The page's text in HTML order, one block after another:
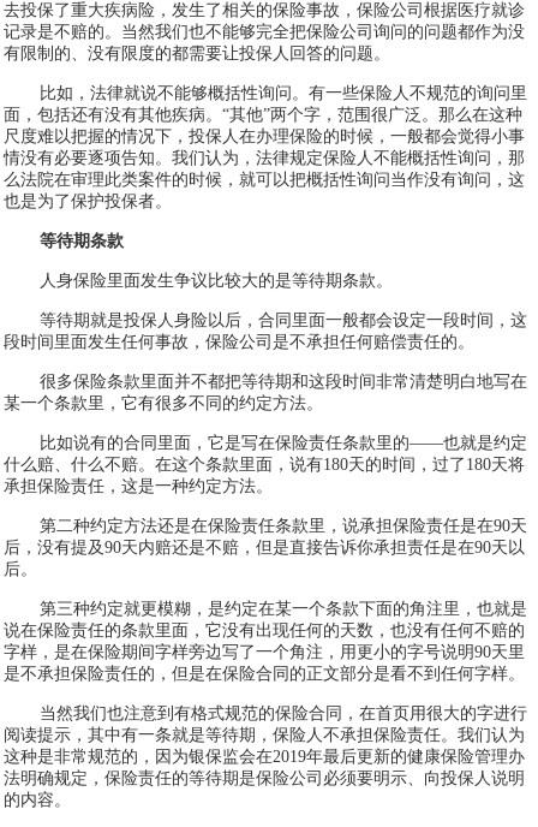
去投保了重大疾病险，发生了相关的保险事故，保险公司根据医疗就诊
记录是不赔的。当然我们也不能够完全把保险公司询问的问题都作为没
有限制的、没有限度的都需要让投保人回答的问题。
比如，法律就说不能够概括性询问。有一些保险人不规范的询问里
面，包括还有没有其他疾病。“其他”两个字，范围很广泛。那么在这种
尺度难以把握的情况下，投保人在办理保险的时候，一般都会觉得小事
情没有必要逐项告知。我们认为，法律规定保险人不能概括性询问，那
么法院在审理此类案件的时候，就可以把概括性询问当作没有询问，这
也是为了保护投保者。
等待期条款
人身保险里面发生争议比较大的是等待期条款。
等待期就是投保人身险以后，合同里面一般都会设定一段时间，这
段时间里面发生任何事故，保险公司是不承担任何赔偿责任的。
很多保险条款里面并不都把等待期和这段时间非常清楚明白地写在
某一个条款里，它有很多不同的约定方法。
比如说有的合同里面，它是写在保险责任条款里的——也就是约定
什么赔、什么不赔。在这个条款里面，说有180天的时间，过了180天将
承担保险责任，这是一种约定方法。
第二种约定方法还是在保险责任条款里，说承担保险责任是在90天
后，没有提及90天内赔还是不赔，但是直接告诉你承担责任是在90天以
后。
第三种约定就更模糊，是约定在某一个条款下面的角注里，也就是
说在保险责任的条款里面，它没有出现任何的天数，也没有任何不赔的
字样，是在保险期间字样旁边写了一个角注，用更小的字号说明90天里
是不承担保险责任的，但是在保险合同的正文部分是看不到任何字样。
当然我们也注意到有格式规范的保险合同，在首页用很大的字进行
阅读提示，其中有一条就是等待期，保险人不承担保险责任。我们认为
这种是非常规范的，因为银保监会在2019年最后更新的健康保险管理办
法明确规定，保险责任的等待期是保险公司必须要明示、向投保人说明
的内容。